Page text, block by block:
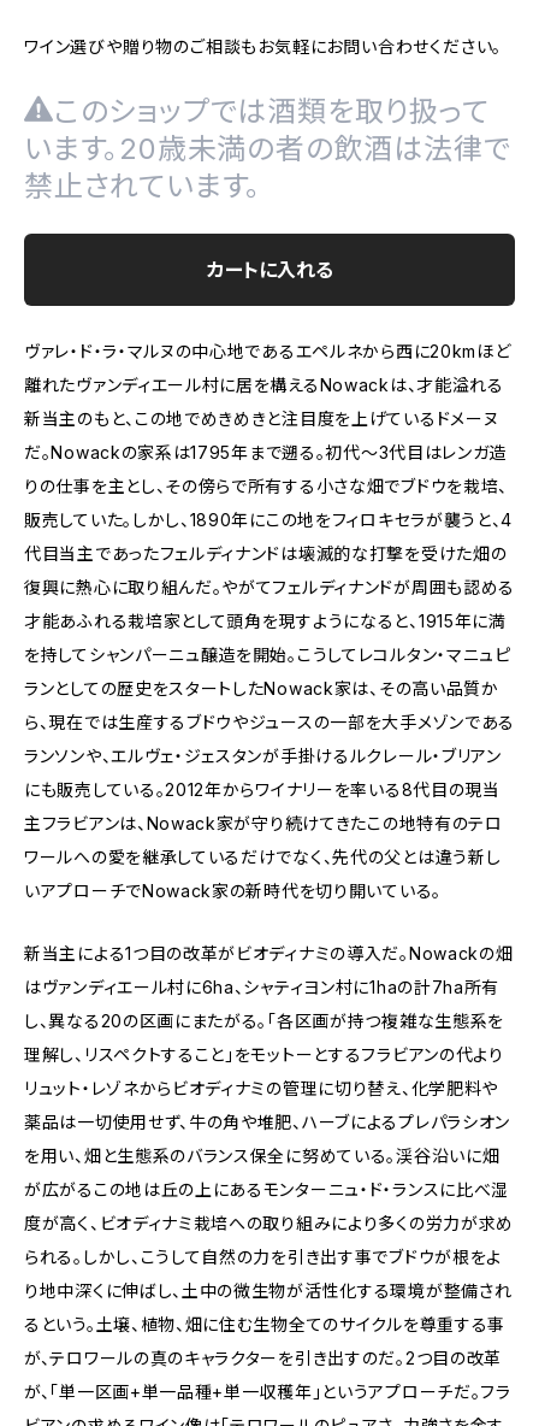
ワイン選びや贈り物のご相談もお気軽にお問い合わせください。
このショップでは酒類を取り扱って
います。20歳未満の者の飲酒は法律で
禁止されています。
カートに入れる
ヴァレ・ド・ラ・マルヌの中心地であるエペルネから西に20kmほど
離れたヴァンディエール村に居を構えるNowackは、才能溢れる
新当主のもと、この地でめきめきと注目度を上げているドメーヌ
だ。Nowackの家系は1795年まで遡る。初代～3代目はレンガ造
りの仕事を主とし、その傍らで所有する小さな畑でブドウを栽培、
販売していた。しかし、1890年にこの地をフィロキセラが襲うと、4
代目当主であったフェルディナンドは壊滅的な打撃を受けた畑の
復興に熱心に取り組んだ。やがてフェルディナンドが周囲も認める
才能あふれる栽培家として頭角を現すようになると、1915年に満
を持してシャンパーニュ醸造を開始。こうしてレコルタン・マニュピ
ランとしての歴史をスタートしたNowack家は、その高い品質か
ら、現在では生産するブドウやジュースの一部を大手メゾンである
ランソンや、エルヴェ・ジェスタンが手掛けるルクレール・ブリアン
にも販売している。2012年からワイナリーを率いる8代目の現当
主フラビアンは、Nowack家が守り続けてきたこの地特有のテロ
ワールへの愛を継承しているだけでなく、先代の父とは違う新し
いアプローチでNowack家の新時代を切り開いている。
新当主による1つ目の改革がビオディナミの導入だ。Nowackの畑
はヴァンディエール村に6ha、シャティヨン村に1haの計7ha所有
し、異なる20の区画にまたがる。「各区画が持つ複雑な生態系を
理解し、リスペクトすること」をモットーとするフラビアンの代より
リュット・レゾネからビオディナミの管理に切り替え、化学肥料や
薬品は一切使用せず、牛の角や堆肥、ハーブによるプレパラシオン
を用い、畑と生態系のバランス保全に努めている。渓谷沿いに畑
が広がるこの地は丘の上にあるモンターニュ・ド・ランスに比べ湿
度が高く、ビオディナミ栽培への取り組みにより多くの労力が求め
られる。しかし、こうして自然の力を引き出す事でブドウが根をよ
り地中深くに伸ばし、土中の微生物が活性化する環境が整備され
るという。土壌、植物、畑に住む生物全てのサイクルを尊重する事
が、テロワールの真のキャラクターを引き出すのだ。2つ目の改革
が、「単一区画+単一品種+単一収穫年」というアプローチだ。フラ